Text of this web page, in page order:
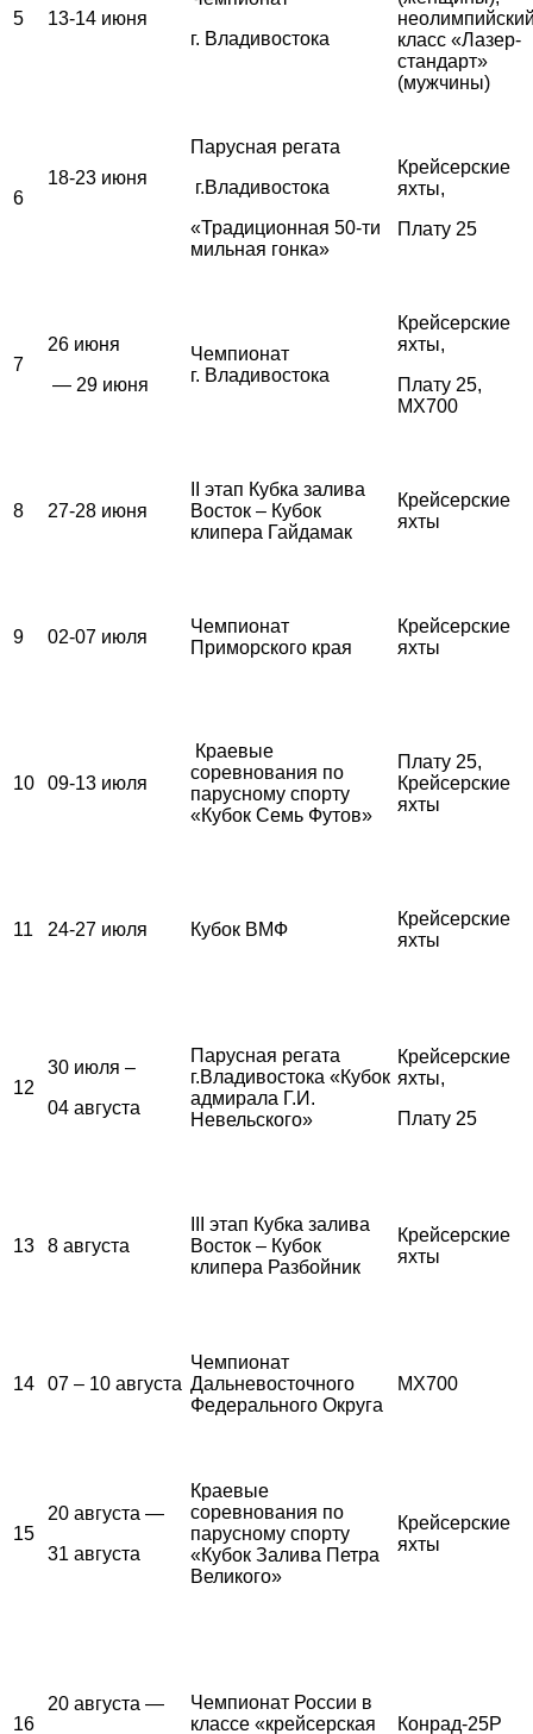
5 13-14 июня
г. Владивостока
класс «Лазер-
стандарт»
(мужчины)
6
18-23 июня
Парусная регата
г.Владивостока
«Традиционная 50-ти
мильная гонка»
Крейсерские
яхты,
Плату 25
7
26 июня
— 29 июня
Чемпионат
г. Владивостока
Крейсерские
яхты,
Плату 25,
MX700
8 27-28 июня
II этап Кубка залива
Восток – Кубок
клипера Гайдамак
Крейсерские
яхты
9 02-07 июля
Чемпионат
Приморского края
Крейсерские
яхты
10 09-13 июля
Краевые
соревнования по
парусному спорту
«Кубок Семь Футов»
Плату 25,
Крейсерские
яхты
11 24-27 июля Кубок ВМФ
Крейсерские
яхты
12
30 июля –
04 августа
Парусная регата
г.Владивостока «Кубок
адмирала Г.И.
Невельского»
Крейсерские
яхты,
Плату 25
13 8 августа
III этап Кубка залива
Восток – Кубок
клипера Разбойник
Крейсерские
яхты
14 07 – 10 августа
Чемпионат
Дальневосточного
Федерального Округа
MX700
15
20 августа —
31 августа
Краевые
соревнования по
парусному спорту
«Кубок Залива Петра
Великого»
Крейсерские
яхты
16
20 августа —
Чемпионат России в
классе «крейсерская
Конрад-25Р